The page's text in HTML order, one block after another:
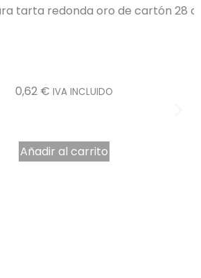
Añadir al carrito